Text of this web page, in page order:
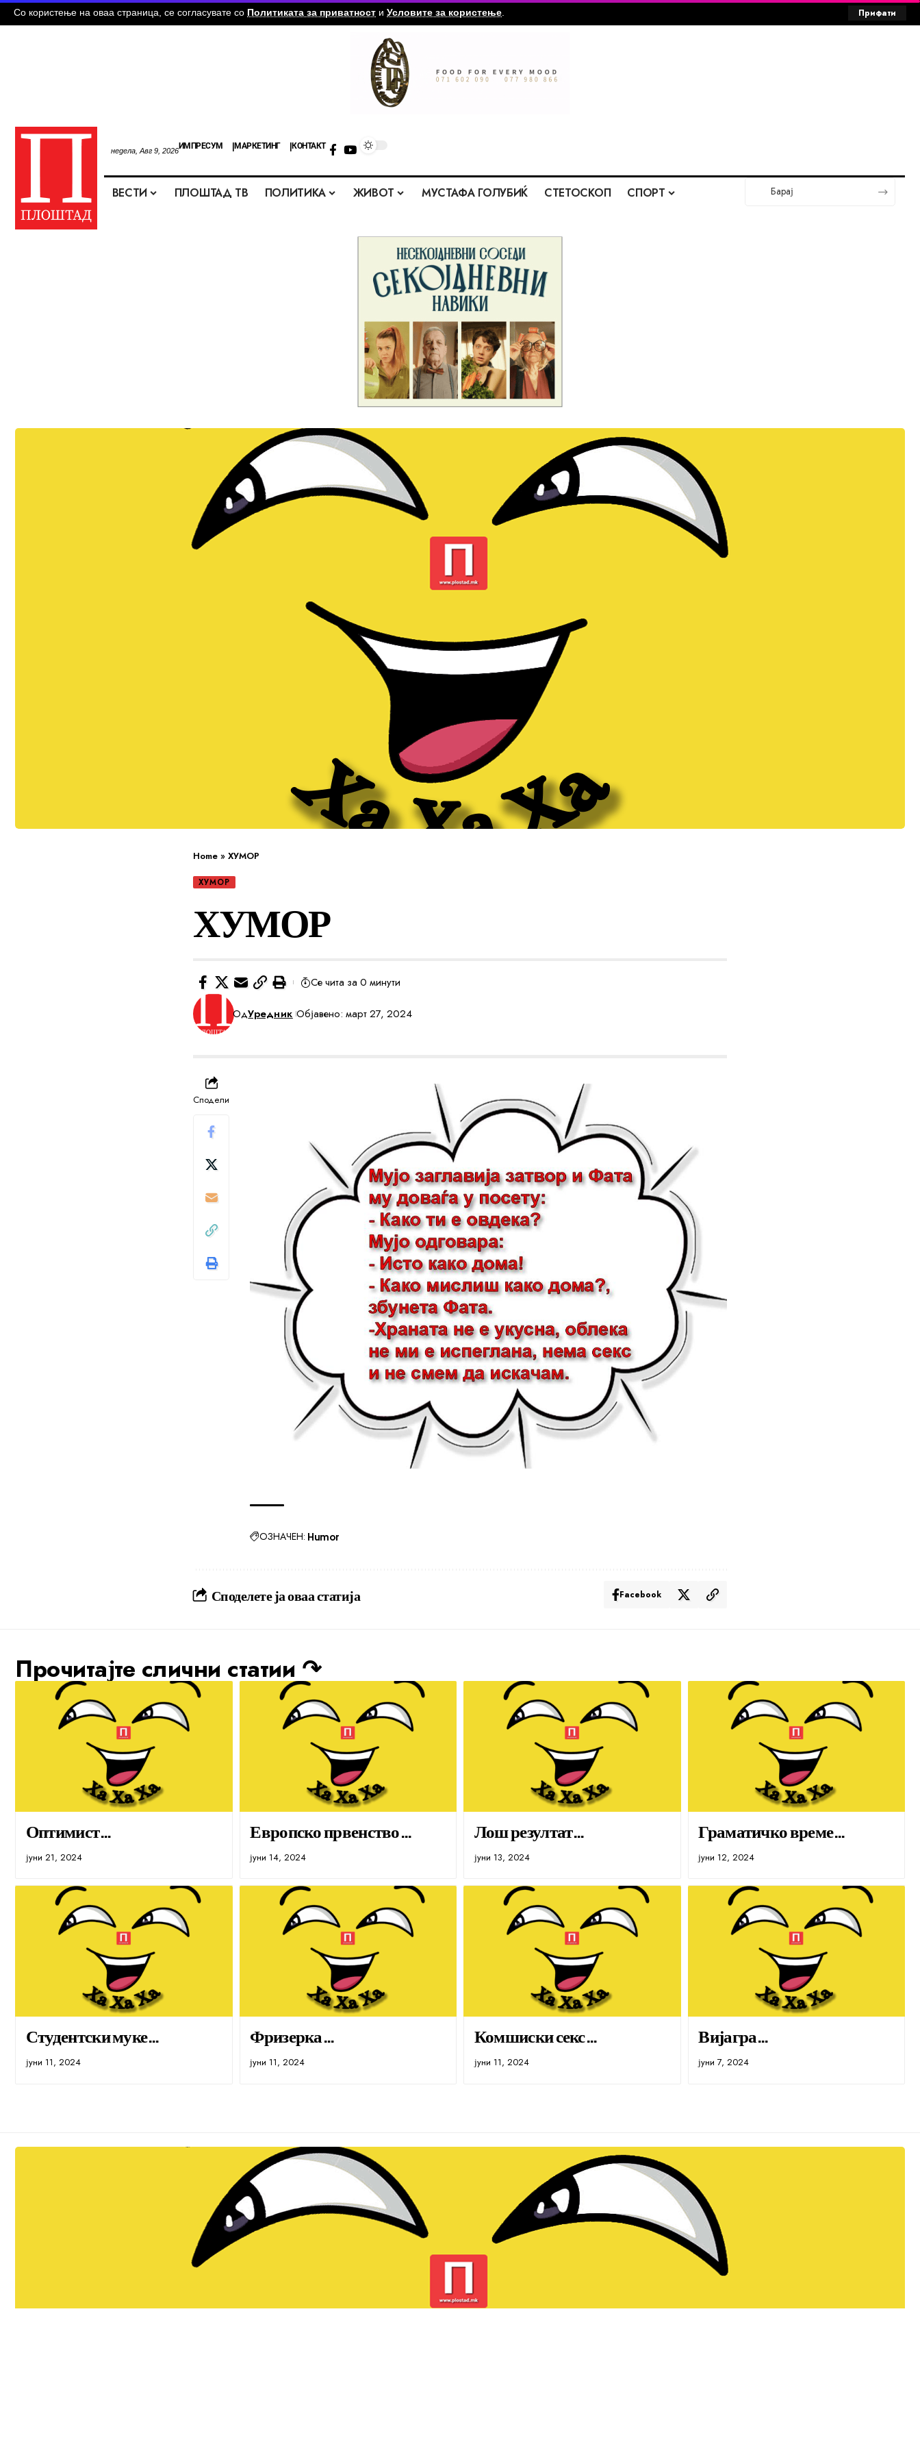
Со користење на оваа страница, се согласувате со Политиката за приватност и Условите за користење. Прифати
недела, Авг 9, 2026ИМПРЕСУМ МАРКЕТИНГ КОНТАКТ
ВЕСТИ ПЛОШТАД ТВ ПОЛИТИКА ЖИВОТ МУСТАФА ГОЛУБИЌ СТЕТОСКОП СПОРТ
Home » ХУМОР
ХУМОР
ХУМОР
ОдУредник Објавено: март 27, 2024
Се чита за 0 минути
Сподели
ОЗНАЧЕН: Humor
Споделете ја оваа статија Facebook
Прочитајте слични статии ↷
Оптимист…
јуни 21, 2024
Европско првенство…
јуни 14, 2024
Лош резултат…
јуни 13, 2024
Граматичко време…
јуни 12, 2024
Студентски муке…
јуни 11, 2024
Фризерка…
јуни 11, 2024
Комшиски секс…
јуни 11, 2024
Вијагра…
јуни 7, 2024